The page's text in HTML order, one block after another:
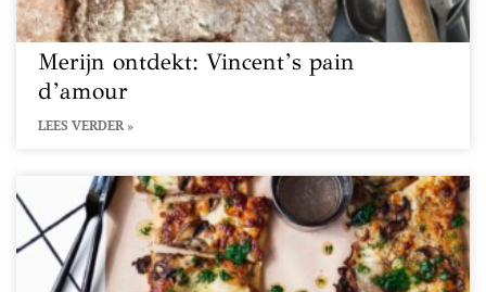
Merijn ontdekt: Vincent’s pain
d’amour
LEES VERDER »